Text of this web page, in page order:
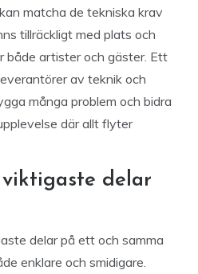
matcha de tekniska krav
tillräckligt med plats och
både artister och gäster. Ett
av teknik och
många problem och bidra
där allt flyter
viktigaste delar
delar på ett och samma
enklare och smidigare.